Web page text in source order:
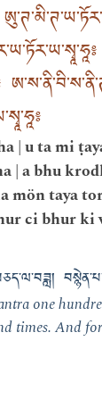
| u ta mi
| a bhu
mön taya
ci bhur
one
times. And